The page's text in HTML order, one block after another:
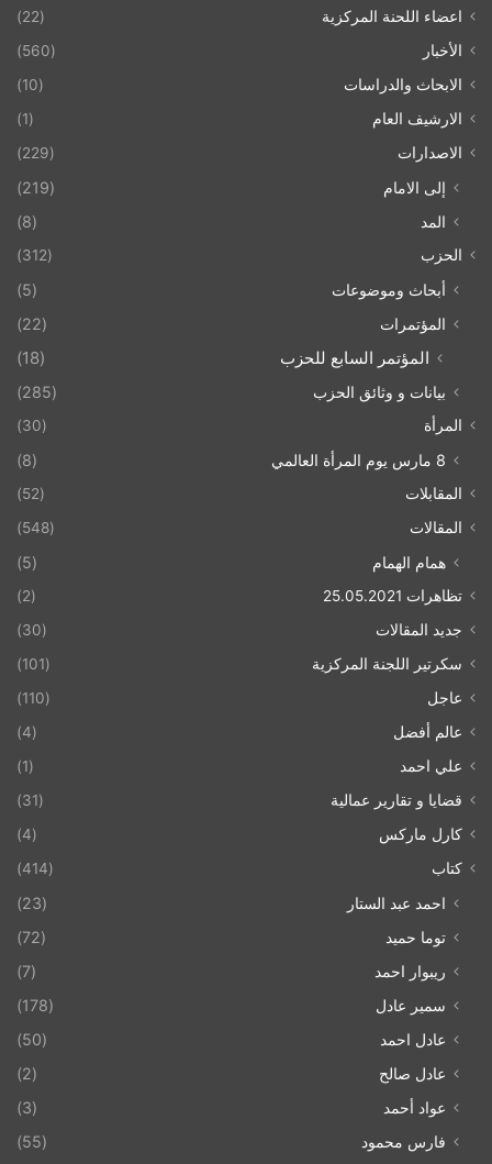
اعضاء اللحنة المركزية
(22)
الأخبار
(560)
الابحاث والدراسات
(10)
الارشيف العام
(1)
الاصدارات
(229)
إلى الامام
(219)
المد
(8)
الحزب (312)
أبحاث وموضوعات
(5)
المؤتمرات
(22)
المؤتمر السابع للحزب (18)
بيانات و وثائق الحزب (285)
المرأة (30)
8 مارس يوم المرأة العالمي (8)
المقابلات
(52)
المقالات
(548)
همام الهمام (5)
تظاهرات 25.05.2021
(2)
جديد المقالات
(30)
سكرتير اللجنة المركزية
(101)
عاجل
(110)
عالم أفضل
(4)
علي احمد
(1)
قضايا و تقارير عمالية
(31)
كارل ماركس
(4)
كتاب
(414)
احمد عبد الستار
(23)
توما حميد
(72)
ريبوار احمد
(7)
سمير عادل
(178)
عادل احمد
(50)
عادل صالح
(2)
عواد أحمد
(3)
فارس محمود
(55)